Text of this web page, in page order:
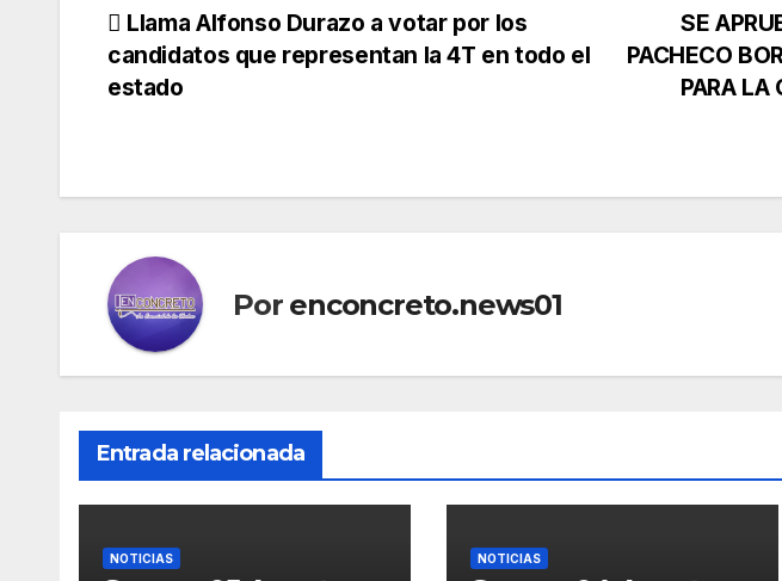
Navegación
de
SE
PACHECO
PARA LA
Llama Alfonso Durazo a votar por los
candidatos que representan la 4T en todo el
estado
Por enconcreto.news01
Entrada relacionada
NOTICIAS NOTICIAS